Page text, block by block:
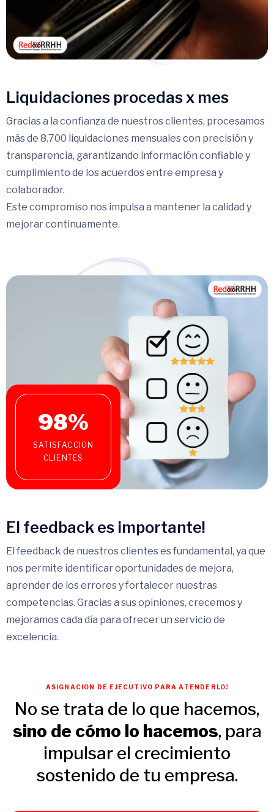
Liquidaciones procedas x mes
Gracias a la confianza de nuestros clientes, procesamos
más de 8.700 liquidaciones mensuales con precisión y
transparencia, garantizando información confiable y
cumplimiento de los acuerdos entre empresa y
colaborador.
Este compromiso nos impulsa a mantener la calidad y
mejorar continuamente.
98%
SATISFACCION
CLIENTES
El feedback es importante!
El feedback de nuestros clientes es fundamental, ya que
nos permite identificar oportunidades de mejora,
aprender de los errores y fortalecer nuestras
competencias. Gracias a sus opiniones, crecemos y
mejoramos cada día para ofrecer un servicio de
excelencia.
ASIGNACION DE EJECUTIVO PARA ATENDERLO!
No se trata de lo que hacemos,
sino de cómo lo hacemos, para
impulsar el crecimiento
sostenido de tu empresa.